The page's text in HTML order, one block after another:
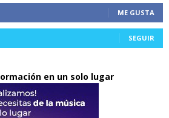
ME GUSTA
SEGUIR
en un solo lugar